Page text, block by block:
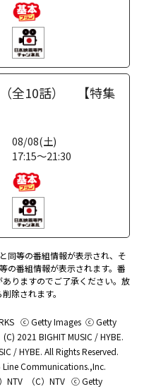
全10話） 【特集
08/08(土)
17:15～21:30
同等の番組情報が表示され、そ
の番組情報が表示されます。番
りますのでご了承ください。放
除されます。
ⓒ Getty Images ⓒ Getty
(C) 2021 BIGHIT MUSIC / HYBE.
/ HYBE. All Rights Reserved.
Line Communications.,Inc.
NTV （C）NTV ⓒ Getty